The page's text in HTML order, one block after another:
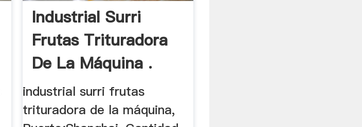
Industrial Surri
Frutas Trituradora
De La Máquina .
industrial surri frutas
trituradora de la máquina,